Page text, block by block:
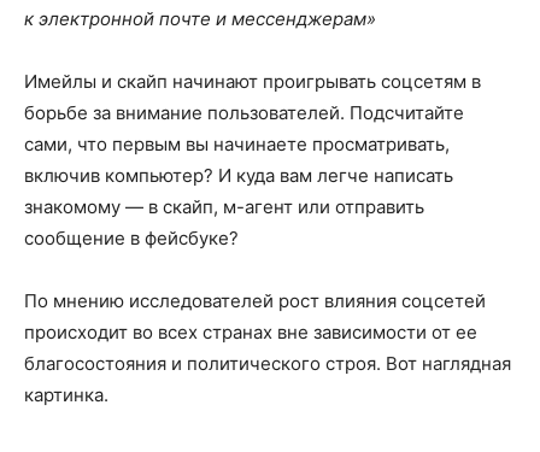
к электронной почте и мессенджерам»
Имейлы и скайп начинают проигрывать соцсетям в
борьбе за внимание пользователей. Подсчитайте
сами, что первым вы начинаете просматривать,
включив компьютер? И куда вам легче написать
знакомому — в скайп, м-агент или отправить
сообщение в фейсбуке?
По мнению исследователей рост влияния соцсетей
происходит во всех странах вне зависимости от ее
благосостояния и политического строя. Вот наглядная
картинка.